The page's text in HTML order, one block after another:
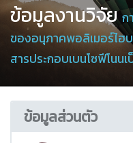
ข้อมูลงานวิจัยก
ของอนุภาคพอลิเมอร์ไฮ
สารประกอบเบนโซฟีโนน
ข้อมูลส่วนตัว